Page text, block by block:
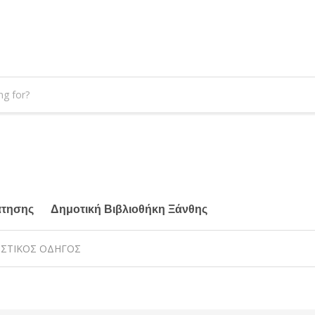
Δημοτική Βιβλιοθήκη Ξάνθης
ΟΔΗΓΟΣ